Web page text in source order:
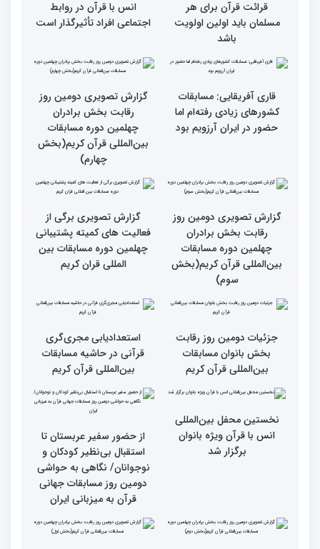
کسب موفقیت‌های متعدد
در زندگی یکی از تأثیرات
انس با قرآن است
انس با قرآن چراغ راه
است
قرائت قرآن برای هر
مسلمان باید اولین اولویت
انس با قرآن در روابط
اجتماعی افراد تأثیرگذار است
کشورهای زیادی رفته‌ام اما
حضور در ایران آرزویم بود
رقابت بخش برادران
چهلمین دوره مسابقات
بین‌المللی قرآن کریم(بخش
چهارم)
رقابت بخش برادران
چهلمین دوره مسابقات
بین‌المللی قرآن کریم(بخش
سوم)
فعالیت های کمیته پشتیبانی
چهلمین دوره مسابقات بین
المللی قران کریم
جزئیات دومین روز رقابت
بخش بانوان مسابقات
استعدادیابی مجری‌گری
قرآنی در حاشیه مسابقات
بین‌المللی قرآن کریم
نخستین محفل بین‌المللی